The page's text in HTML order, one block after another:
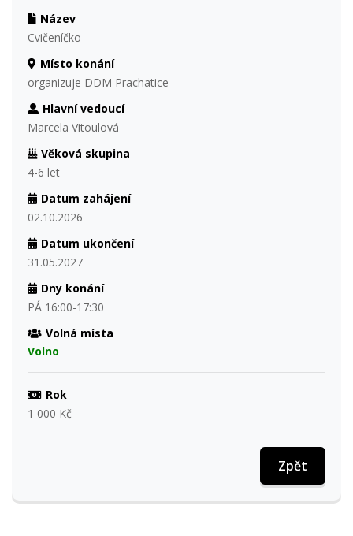
Název
Cvičeníčko
Místo konání
organizuje DDM Prachatice
Hlavní vedoucí
Marcela Vitoulová
Věková skupina
4-6 let
Datum zahájení
02.10.2026
Datum ukončení
31.05.2027
Dny konání
PÁ 16:00-17:30
Volná místa
Volno
Rok
1 000 Kč
Zpět